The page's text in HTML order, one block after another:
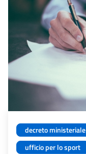
decreto ministeriale
ufficio per lo sport